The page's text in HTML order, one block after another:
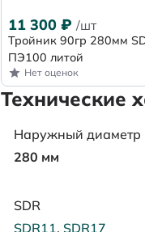
11 300 ₽ /шт
Тройник 90гр 280мм
ПЭ100 литой
Нет оценок
Технические
Наружный диаметр
280 мм
SDR
SDR11, SDR17